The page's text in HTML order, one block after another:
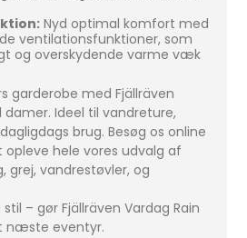
Nyd optimal komfort med
ventilationsfunktioner, som
og overskydende varme væk
garderobe med Fjällräven
damer. Ideel til vandreture,
brug. Besøg os online
opleve hele vores udvalg af
vandrestøvler, og
– gør Fjällräven Vardag Rain
næste eventyr.